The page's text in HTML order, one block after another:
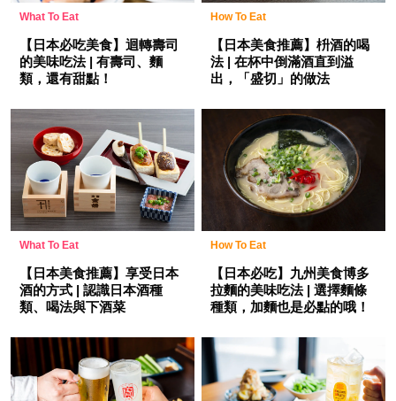
What To Eat
【日本必吃美食】迴轉壽司
的美味吃法 | 有壽司、麵
類，還有甜點！
How To Eat
【日本美食推薦】枡酒的喝
法 | 在杯中倒滿酒直到溢
出，「盛切」的做法
What To Eat
【日本美食推薦】享受日本
酒的方式 | 認識日本酒種
類、喝法與下酒菜
How To Eat
【日本必吃】九州美食博多
拉麵的美味吃法 | 選擇麵條
種類，加麵也是必點的哦！